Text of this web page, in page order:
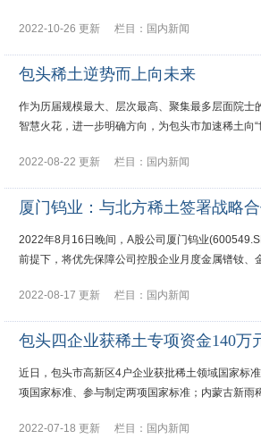
2022-10-26 更新 栏目： 国内新闻
包头稀土逆势而上向未来
作为历届规模最大、层次最高、聚集最多层面院
智慧火花，进一步明确方向，为包头市加速稀土向
2022-08-22 更新 栏目： 国内新闻
厦门钨业：与北方稀土签署战略
2022年8月16日晚间，A股公司厦门钨业
前提下，将优先保障公司控股企业月度金属镨钕
2022-08-17 更新 栏目： 国内新闻
包头四企业获稀土专项资金140万
近日，包头市高新区4户企业获批稀土领域国家标
项国家标准、参与制定两项国家标准；内蒙古新
2022-07-18 更新 栏目： 国内新闻